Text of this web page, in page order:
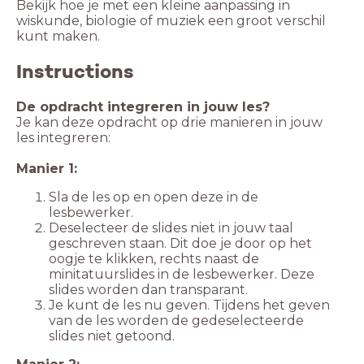
Bekijk hoe je met een kleine aanpassing in
wiskunde, biologie of muziek een groot verschil
kunt maken.
Instructions
De opdracht integreren in jouw les?
Je kan deze opdracht op drie manieren in jouw
les integreren:
Manier 1:
Sla de les op en open deze in de
lesbewerker.
Deselecteer de slides niet in jouw taal
geschreven staan. Dit doe je door op het
oogje te klikken, rechts naast de
minitatuurslides in de lesbewerker. Deze
slides worden dan transparant.
Je kunt de les nu geven. Tijdens het geven
van de les worden de gedeselecteerde
slides niet getoond.